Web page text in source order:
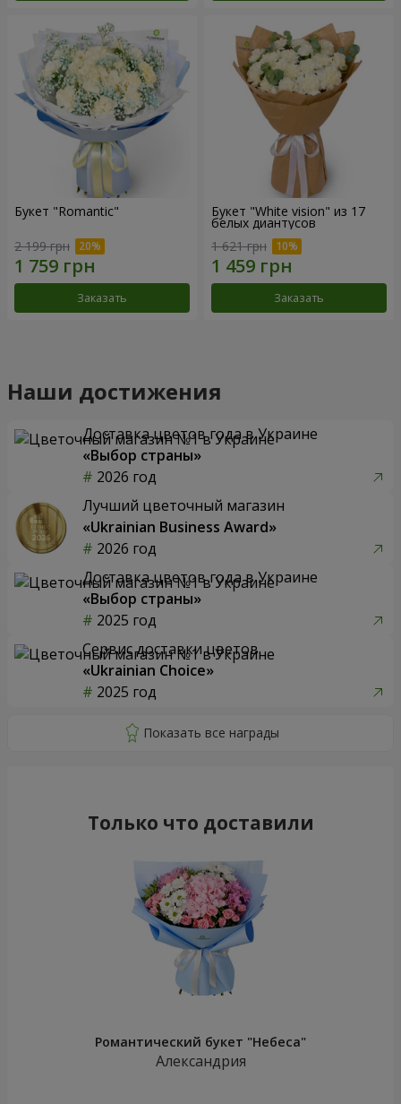
Букет "Romantic"
2 199 грн
Заказать
Букет "White vision" из 17
белых диантусов
1 621 грн
Заказать
Наши достижения
Доставка цветов года в Украине
«Выбор страны»
2026 год
Лучший цветочный магазин
«Ukrainian Business Award»
2026 год
Доставка цветов года в Украине
«Выбор страны»
2025 год
Сервис доставки цветов
«Ukrainian Choice»
2025 год
Только что доставили
Романтический букет "Небеса"
Александрия